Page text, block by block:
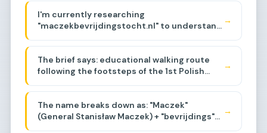
I'm currently researching
"maczekbevrijdingstocht.nl" to understand
appears to be related to a walking route
commemorating General Maczek and the
Polish liberation of the Netherlands during
Nassau/Breda area. Let me think about the
sub-sub-niche.
→
The brief says: educational walking route
following the footsteps of the 1st Polish
Breda area, liberation of the region.
→
The name breaks down as: "Maczek"
(General Stanisław Maczek) + "bevrijdings"
→